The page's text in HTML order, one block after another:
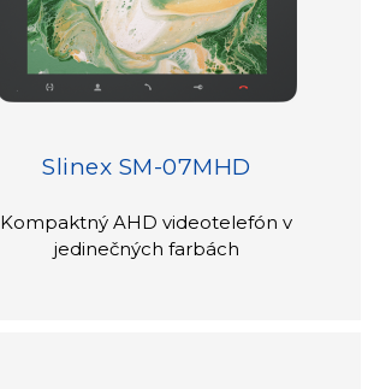
Slinex SM-07MHD
Kompaktný AHD videotelefón v
jedinečných farbách